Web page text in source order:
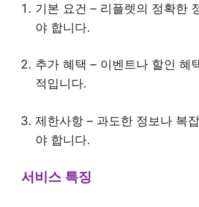
기본 요건 – 리플렛의 정확한
야 합니다.
추가 혜택 – 이벤트나 할인 혜
적입니다.
제한사항 – 과도한 정보나 복
야 합니다.
서비스 특징